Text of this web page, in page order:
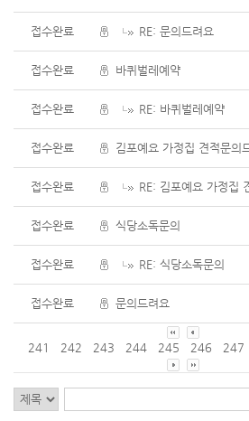
접수완료 RE: 문의드려요
접수완료 바퀴벌레예약
접수완료 RE: 바퀴벌레예약
접수완료 김포예요 가정집 견적문의
접수완료 RE: 김포예요 가정집
접수완료 식당소독문의
접수완료 RE: 식당소독문의
접수완료 문의드려요
241 242 243 244 245 246 247